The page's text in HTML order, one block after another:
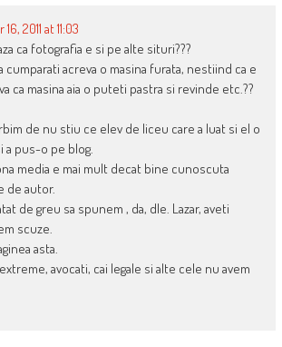
2011 at 11:03
ca fotografia e si pe alte situri???
cumparati acreva o masina furata, nestiind ca e
ca masina aia o puteti pastra si revinde etc.??
de nu stiu ce elev de liceu care a luat si el o
a pus-o pe blog.
media e mai mult decat bine cunoscuta
de autor.
de greu sa spunem , da, dle. Lazar, aveti
scuze.
asta.
avocati, cai legale si alte cele nu avem